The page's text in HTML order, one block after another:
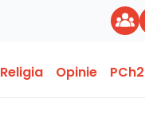
Religia Opinie